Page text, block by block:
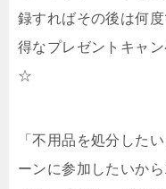
録すればその後は何
得なプレゼントキャ
☆
「不用品を処分した
ーンに参加したいか